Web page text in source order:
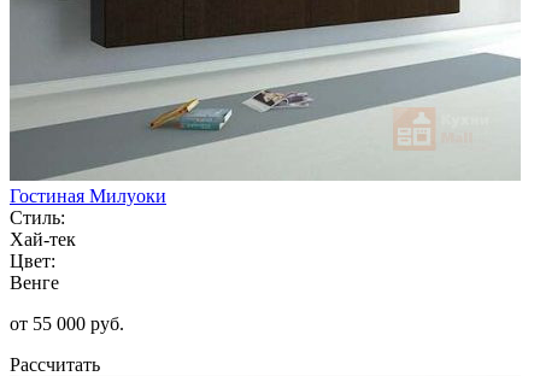
Гостиная Милуоки
Стиль:
Хай-тек
Цвет:
Венге
от 55 000 руб.
Рассчитать